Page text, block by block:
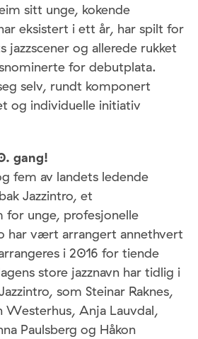
sitt unge, kokende
eksistert i ett år, har spilt for
jazzscener og allerede rukket
for debutplata.
selv, rundt komponert
og individuelle initiativ
gang!
fem av landets ledende
Jazzintro, et
for unge, profesjonelle
har vært arrangert annethvert
i 2016 for tiende
store jazznavn har tidlig i
som Steinar Raknes,
Westerhus, Anja Lauvdal,
Paulsberg og Håkon